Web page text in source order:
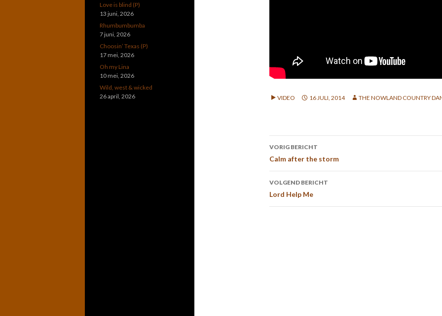
VIDEO 16 JULI, 2014 THE NOWLAND COUNTRY
Bericht
navigatie
VORIG BERICHT
Calm after the storm
VOLGEND BERICHT
Lord Help Me
Love is blind (P)
13 juni, 2026
Rhumbumbumba
7 juni, 2026
Choosin’ Texas (P)
17 mei, 2026
Oh my Lina
10 mei, 2026
Wild, west & wicked
26 april, 2026